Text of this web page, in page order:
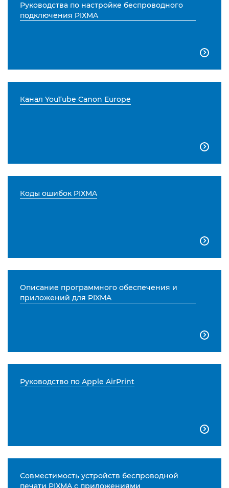
Руководства по настройке беспроводного
подключения PIXMA

Канал YouTube Canon Europe

Коды ошибок PIXMA

Описание программного обеспечения и
приложений для PIXMA

Руководство по Apple AirPrint

Совместимость устройств беспроводной
печати PIXMA с приложениями